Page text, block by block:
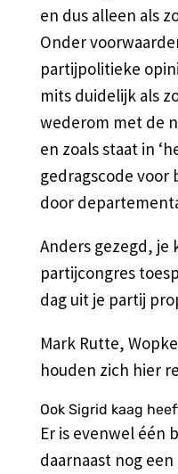
en dus alleen als
Onder
partijpolitieke
mits duidelijk als
wederom met de
en zoals staat in
gedragscode voor
door
Anders gezegd, je
partijcongres
dag uit je partij
Mark Rutte,
houden zich hier
Ook Sigrid kaag
Er is evenwel één
daarnaast nog